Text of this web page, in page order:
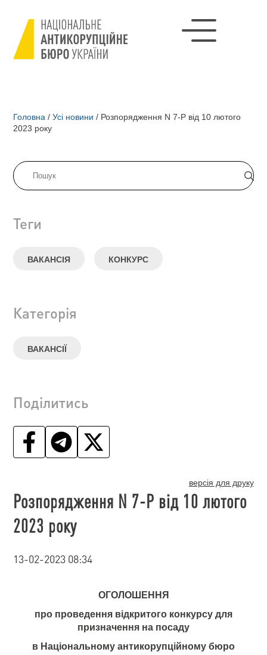
Головна / Усі новини / Розпорядження N 7-Р від 10 лютого
2023 року
Теги
ВАКАНСІЯ КОНКУРС
Категорія
ВАКАНСІЇ
Поділитись
версія для друку
Розпорядження N 7-Р від 10 лютого
2023 року
13-02-2023 08:34
ОГОЛОШЕННЯ
про проведення відкритого конкурсу для
призначення на посаду
в Національному антикорупційному бюро